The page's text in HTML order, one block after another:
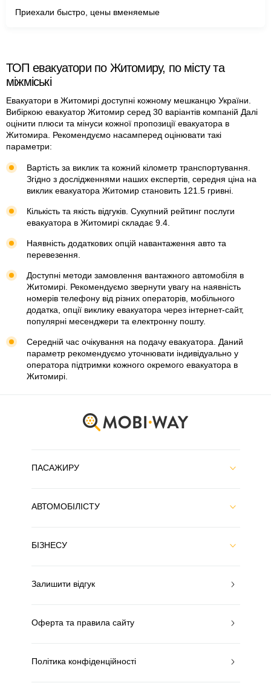
Приехали быстро, цены вменяемые
ТОП евакуатори по Житомиру, по місту та
міжміські
Евакуатори в Житомирі доступні кожному мешканцю України.
Вибіркою евакуатор Житомир серед 30 варіантів компаній Далі
оцінити плюси та мінуси кожної пропозиції евакуатора в
Житомира. Рекомендуємо насамперед оцінювати такі
параметри:
Вартість за виклик та кожний кілометр транспортування.
Згідно з дослідженнями наших експертів, середня ціна на
виклик евакуатора Житомир становить 121.5 гривні.
Кількість та якість відгуків. Сукупний рейтинг послуги
евакуатора в Житомирі складає 9.4.
Наявність додаткових опцій навантаження авто та
перевезення.
Доступні методи замовлення вантажного автомобіля в
Житомирі. Рекомендуємо звернути увагу на наявність
номерів телефону від різних операторів, мобільного
додатка, опції виклику евакуатора через інтернет-сайт,
популярні месенджери та електронну пошту.
Середній час очікування на подачу евакуатора. Даний
параметр рекомендуємо уточнювати індивідуально у
оператора підтримки кожного окремого евакуатора в
Житомирі.
ПАСАЖИРУ
АВТОМОБІЛІСТУ
БІЗНЕСУ
Залишити відгук
Оферта та правила сайту
Політика конфіденційності